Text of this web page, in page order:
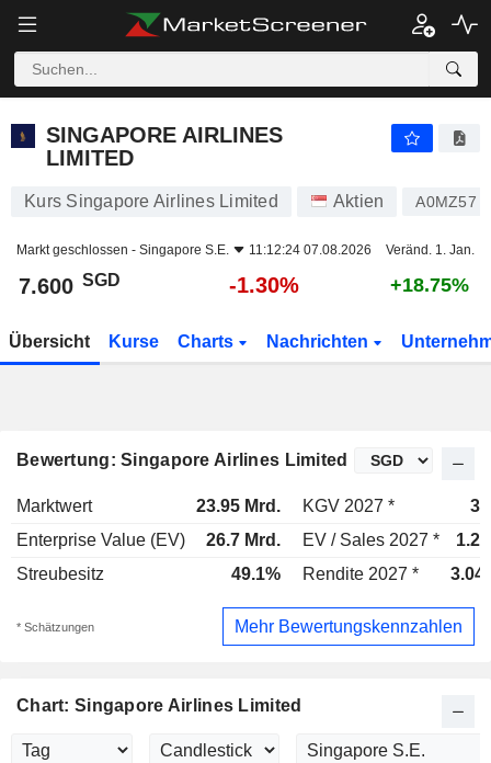
SINGAPORE AIRLINES
LIMITED
Kurs Singapore Airlines Limited Aktien A0MZ57
Markt geschlossen - Singapore S.E. 11:12:24 07.08.2026 Veränd. 1. Jan.
7.600 SGD -1.30% +18.75%
Übersicht Kurse Charts Nachrichten
Bewertung: Singapore Airlines Limited
Marktwert 23.95 Mrd. KGV 2027 *
Enterprise Value (EV)
26.7 Mrd. EV / Sales 2027 *
Streubesitz
49.1% Rendite 2027 *
* Schätzungen Mehr Bewertungskennzahlen
Chart: Singapore Airlines Limited